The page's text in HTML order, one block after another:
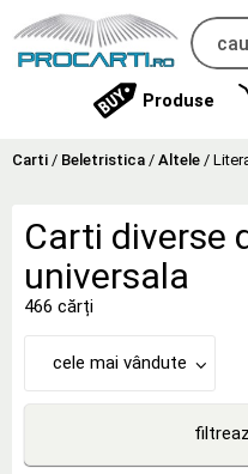
Produse
Carti / Beletristica / Altele /
Carti diverse
universala
466 cărți
cele mai vândute